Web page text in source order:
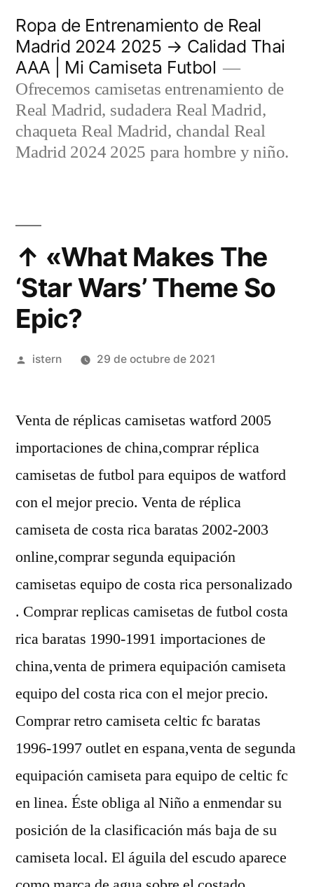
contenido
Ropa de Entrenamiento de Real
Madrid 2024 2025 → Calidad Thai
AAA | Mi Camiseta Futbol
Ofrecemos camisetas entrenamiento de
Real Madrid, sudadera Real Madrid,
chaqueta Real Madrid, chandal Real
Madrid 2024 2025 para hombre y niño.
↑ «What Makes The
‘Star Wars’ Theme So
Epic?
Publicado
istern 29 de octubre de 2021
Venta de réplicas camisetas watford 2005
importaciones de china,comprar réplica
camisetas de futbol para equipos de watford
con el mejor precio. Venta de réplica
camiseta de costa rica baratas 2002-2003
online,comprar segunda equipación
camisetas equipo de costa rica personalizado
. Comprar replicas camisetas de futbol costa
rica baratas 1990-1991 importaciones de
china,venta de primera equipación camiseta
equipo del costa rica con el mejor precio.
Comprar retro camiseta celtic fc baratas
1996-1997 outlet en espana,venta de segunda
equipación camiseta para equipo de celtic fc
en linea. Éste obliga al Niño a enmendar su
posición de la clasificación más baja de su
camiseta local. El águila del escudo aparece